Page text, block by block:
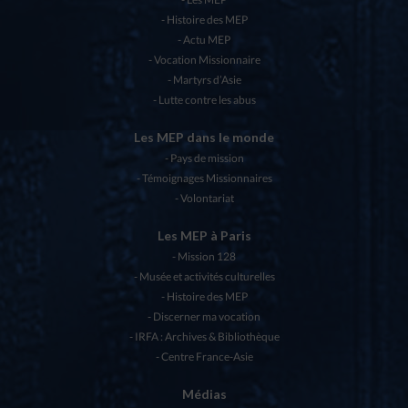
Histoire des MEP
Actu MEP
Vocation Missionnaire
Martyrs d’Asie
Lutte contre les abus
Les MEP dans le monde
Pays de mission
Témoignages Missionnaires
Volontariat
Les MEP à Paris
Mission 128
Musée et activités culturelles
Histoire des MEP
Discerner ma vocation
IRFA : Archives & Bibliothèque
Centre France-Asie
Médias